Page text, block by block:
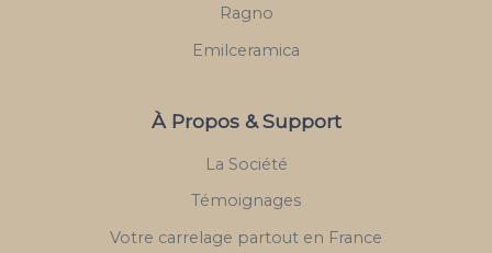
Ragno
Emilceramica
À Propos & Support
La Société
Témoignages
Votre carrelage partout en France